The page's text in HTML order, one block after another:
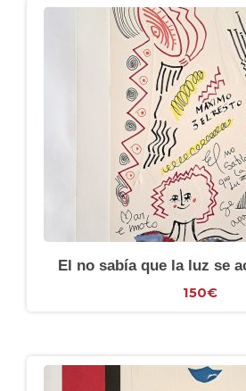
El no sabía que la luz se
150€